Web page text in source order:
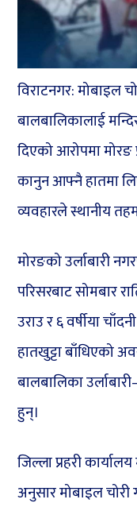
विराटनगर: मोबाइल
बालबालिकालाई
दिएको आरोपमा मोरङ
कानुन आफ्नै हातमा
व्यवहारले स्थानीय
मोरङको उर्लाबारी
परिसरबाट सोमबार
उराउ र ६ वर्षीया
हातखुट्टा बाँधिएको
बालबालिका
हुन्।
जिल्ला प्रहरी
अनुसार मोबाइल